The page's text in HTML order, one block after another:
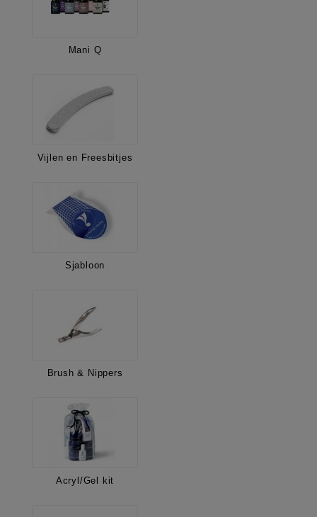
Mani Q
Vijlen en Freesbitjes
Sjabloon
Brush & Nippers
Acryl/Gel kit